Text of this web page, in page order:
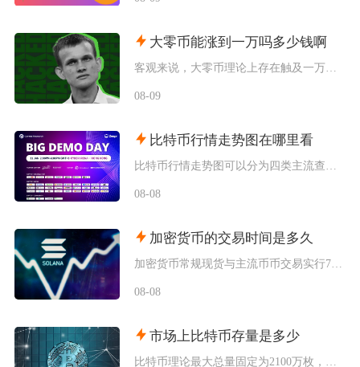
大零币能涨到一万吗多少钱啊
客观来说，大零币理论上存在触及一万美元的可能性，但短期实现概率极低，当前价位距离目标空间巨
08-09
比特币行情走势图在哪里看
08-08
加密货币的交易时间是多久
08-08
市场上比特币存量是多少